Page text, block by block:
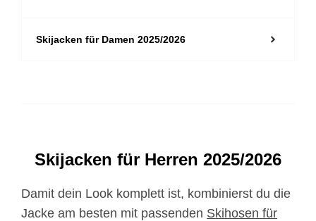
Skijacken für Damen 2025/2026
Montec Morpheus
Skijacken für Herren 2025/2026
Damit dein Look komplett ist, kombinierst du die
Jacke am besten mit passenden Skihosen für